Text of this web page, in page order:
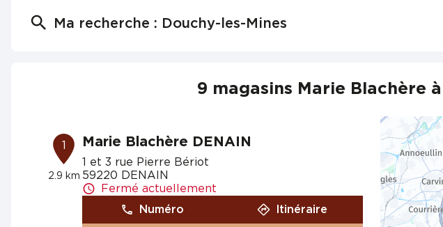
Ma recherche : Douchy-les-Mines
9 magasins Marie Blachère
1
2.9 km
Marie Blachère DENAIN
1 et 3 rue Pierre Bériot
59220 DENAIN
Fermé actuellement
Numéro
Itinéraire